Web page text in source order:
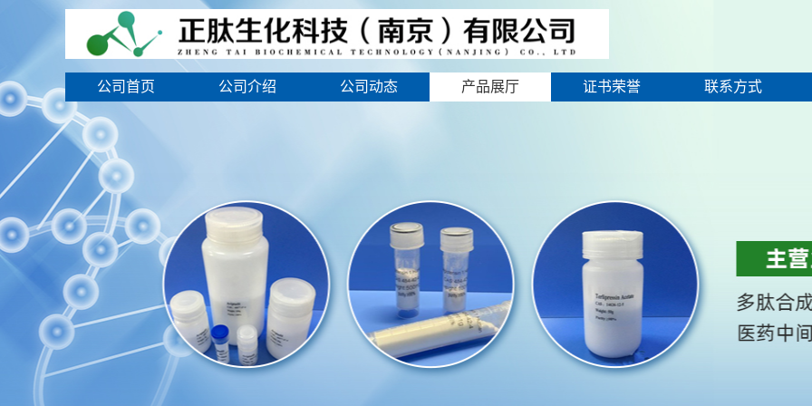
公司首页 公司介绍 公司动态 产品展厅 证书荣誉 联系方式